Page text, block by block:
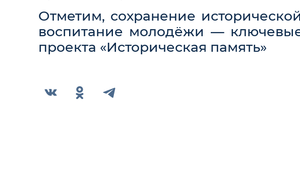
Отметим, сохранение
воспитание молодёжи —
проекта «Историческая память»